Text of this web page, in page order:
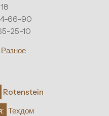
66-90
25-10
Разное
Rotenstein
Техдом